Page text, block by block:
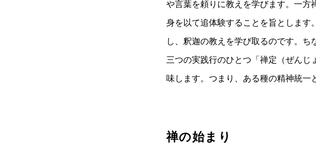
や言葉を頼りに教えを学びます。一
身を以て追体験することを旨としま
し、釈迦の教えを学び取るのです。
三つの実践行のひとつ「禅定（ぜん
味します。つまり、ある種の精神統一
禅の始まり